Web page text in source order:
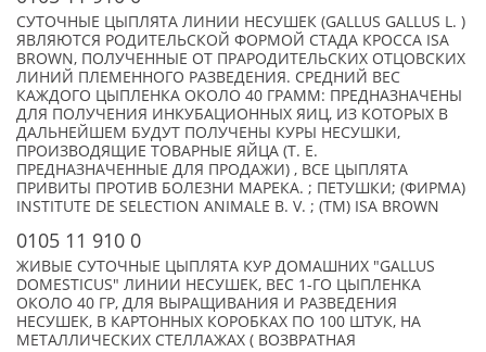
СУТОЧНЫЕ ЦЫПЛЯТА ЛИНИИ НЕСУШЕК (GALLUS GALLUS L. )
ЯВЛЯЮТСЯ РОДИТЕЛЬСКОЙ ФОРМОЙ СТАДА КРОССА ISA
BROWN, ПОЛУЧЕННЫЕ ОТ ПРАРОДИТЕЛЬСКИХ ОТЦОВСКИХ
ЛИНИЙ ПЛЕМЕННОГО РАЗВЕДЕНИЯ. СРЕДНИЙ ВЕС
КАЖДОГО ЦЫПЛЕНКА ОКОЛО 40 ГРАММ: ПРЕДНАЗНАЧЕНЫ
ДЛЯ ПОЛУЧЕНИЯ ИНКУБАЦИОННЫХ ЯИЦ, ИЗ КОТОРЫХ В
ДАЛЬНЕЙШЕМ БУДУТ ПОЛУЧЕНЫ КУРЫ НЕСУШКИ,
ПРОИЗВОДЯЩИЕ ТОВАРНЫЕ ЯЙЦА (Т. Е.
ПРЕДНАЗНАЧЕННЫЕ ДЛЯ ПРОДАЖИ) , ВСЕ ЦЫПЛЯТА
ПРИВИТЫ ПРОТИВ БОЛЕЗНИ МАРЕКА. ; ПЕТУШКИ; (ФИРМА)
INSTITUTE DE SELECTION ANIMALE B. V. ; (TM) ISA BROWN
0105 11 910 0
ЖИВЫЕ СУТОЧНЫЕ ЦЫПЛЯТА КУР ДОМАШНИХ "GALLUS
DOMESTICUS" ЛИНИИ НЕСУШЕК, ВЕС 1-ГО ЦЫПЛЕНКА
ОКОЛО 40 ГР, ДЛЯ ВЫРАЩИВАНИЯ И РАЗВЕДЕНИЯ
НЕСУШЕК, В КАРТОННЫХ КОРОБКАХ ПО 100 ШТУК, НА
МЕТАЛЛИЧЕСКИХ СТЕЛЛАЖАХ ( ВОЗВРАТНАЯ